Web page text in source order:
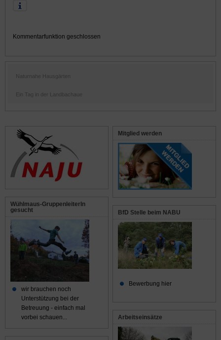
Kommentarfunktion geschlossen
Naturnahe Hausgärten
Ein Tag in der Landbachaue
Mitglied werden
BfD Stelle beim NABU
Bewerbung hier
Arbeitseinsätze
Wühlmaus-GruppenleiterIn
gesucht
wir brauchen noch
Unterstützung bei der
Betreuung - einfach mal
vorbei schauen...